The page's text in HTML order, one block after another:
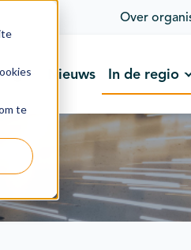
te
Over
Nieuws In de regio